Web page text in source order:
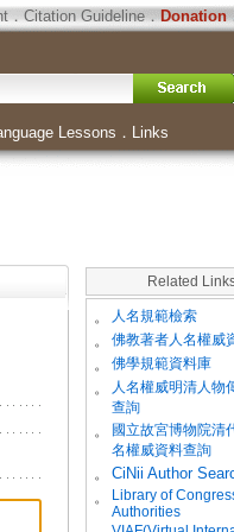
．Citation Guideline．Donation
Lessons ． Links
Related
。 人名規範檢索
。 佛教著者人名權威
。 佛學規範資料庫
。
人名權威明清人物
查詢
。
國立故宮博物院清
名權威資料查詢
。
CiNii Author
。
Library of
Authorities